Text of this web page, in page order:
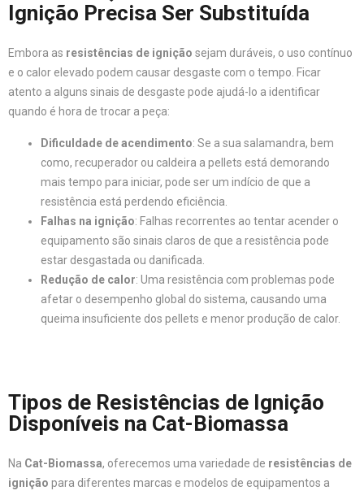
Ignição Precisa Ser Substituída
Embora as resistências de ignição sejam duráveis, o uso contínuo
e o calor elevado podem causar desgaste com o tempo. Ficar
atento a alguns sinais de desgaste pode ajudá-lo a identificar
quando é hora de trocar a peça:
Dificuldade de acendimento: Se a sua salamandra, bem
como, recuperador ou caldeira a pellets está demorando
mais tempo para iniciar, pode ser um indício de que a
resistência está perdendo eficiência.
Falhas na ignição: Falhas recorrentes ao tentar acender o
equipamento são sinais claros de que a resistência pode
estar desgastada ou danificada.
Redução de calor: Uma resistência com problemas pode
afetar o desempenho global do sistema, causando uma
queima insuficiente dos pellets e menor produção de calor.
Tipos de Resistências de Ignição
Disponíveis na Cat-Biomassa
Na Cat-Biomassa, oferecemos uma variedade de resistências de
ignição para diferentes marcas e modelos de equipamentos a